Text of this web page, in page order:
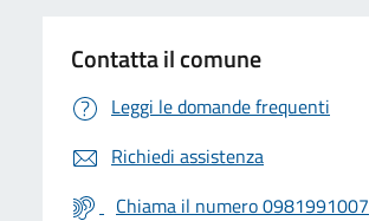
Contatta il comune
Leggi le domande frequenti
Richiedi assistenza
Chiama il numero 0981991007